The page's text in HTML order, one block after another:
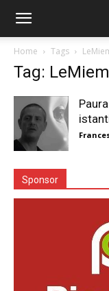
Home Tags
Tag:
Sponsor